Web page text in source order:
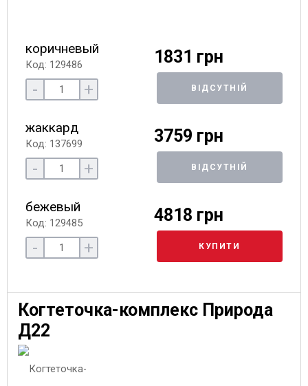
коричневый
Код: 129486 1831 грн
- + ВІДСУТНІЙ
жаккард
Код: 137699 3759 грн
- + ВІДСУТНІЙ
бежевый
Код: 129485 4818 грн
- + КУПИТИ
Когтеточка-комплекс Природа
Д22